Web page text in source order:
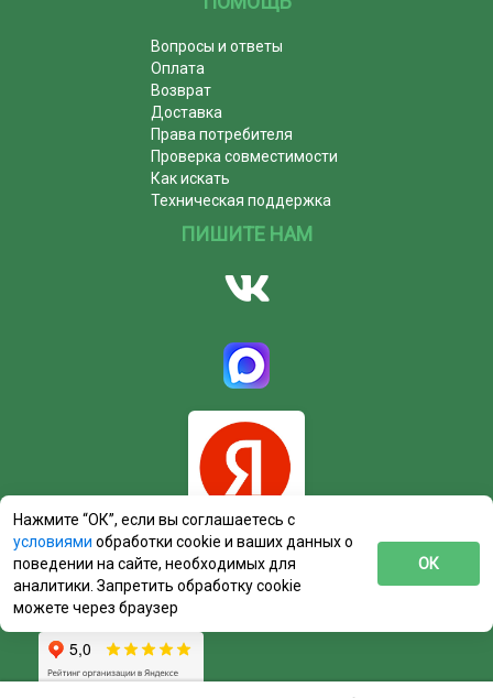
Вопросы и ответы
Оплата
Возврат
Доставка
Права потребителя
Проверка совместимости
Как искать
Техническая поддержка
ПИШИТЕ НАМ
Нажмите “ОК”, если вы соглашаетесь с
условиями обработки cookie и ваших данных о
поведении на сайте, необходимых для
аналитики. Запретить обработку cookie
можете через браузер
ОК